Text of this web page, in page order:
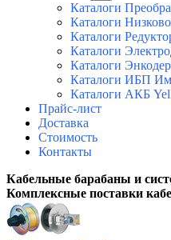
Каталоги
Каталоги
Каталоги
Каталоги
Каталоги
Каталоги ИБП
Каталоги АКБ
Прайс-лист
Доставка
Стоимость
Контакты
Кабельные барабаны и
Комплексные поставки